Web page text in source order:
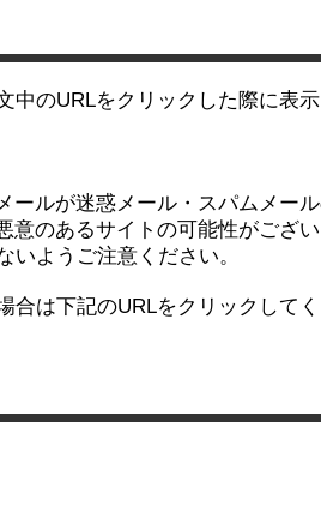
中のURLをクリックした際に表
ールが迷惑メール・スパムメー
意のあるサイトの可能性がござ
いようご注意ください。
合は下記のURLをクリックして